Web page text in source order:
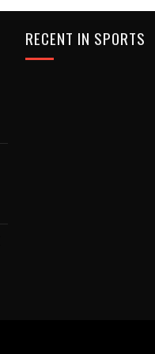
RECENT IN SPORTS